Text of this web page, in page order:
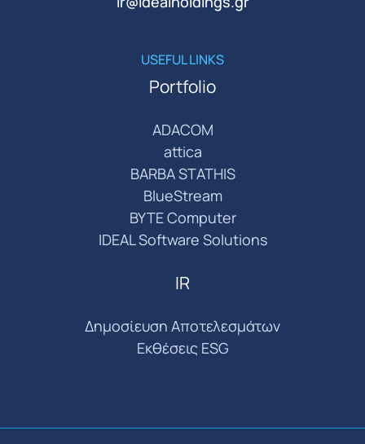
USEFUL LINKS
Portfolio
ADACOM
attica
BARBA STATHIS
BlueStream
BYTE Computer
IDEAL Software Solutions
IR
Δημοσίευση Αποτελεσμάτων
Εκθέσεις ESG